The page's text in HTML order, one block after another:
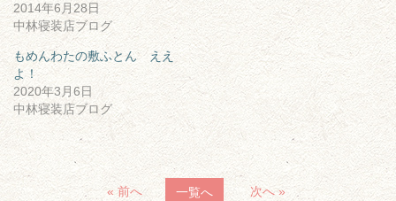
2014年6月28日
中林寝装店ブログ
もめんわたの敷ふとん ええ
よ！
2020年3月6日
中林寝装店ブログ
« 前へ 一覧へ 次へ »